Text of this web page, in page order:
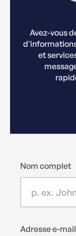
Avez-vous
et
Nom complet
Adresse e-mail